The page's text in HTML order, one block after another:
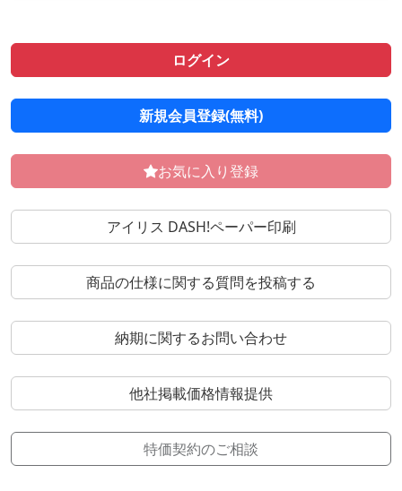
ログイン
新規会員登録(無料)
お気に入り登録
アイリス DASH!ペーパー印刷
商品の仕様に関する質問を投稿する
納期に関するお問い合わせ
他社掲載価格情報提供
特価契約のご相談